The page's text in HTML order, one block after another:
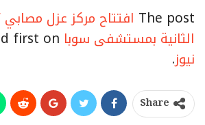
The post افتتاح مركز عزل مصابي
الثانية بمستشفى سوبا
نيوز.
Share